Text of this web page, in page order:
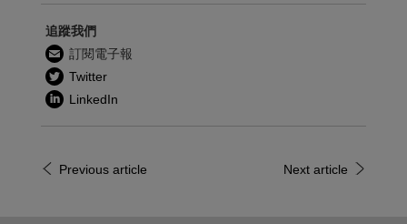
追蹤我們
訂閱電子報
Twitter
LinkedIn
Previous article Next article